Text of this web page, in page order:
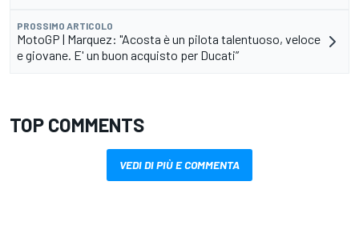
PROSSIMO ARTICOLO
MotoGP | Marquez: "Acosta è un pilota talentuoso, veloce
e giovane. E' un buon acquisto per Ducati”
TOP COMMENTS
VEDI DI PIÙ E COMMENTA